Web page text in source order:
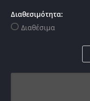
Διαθεσιμότητα:
Διαθέσιμα